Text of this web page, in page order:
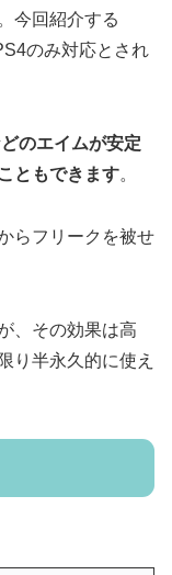
今回紹介する
のみ対応とされ
のエイムが安定
ともできます。
らフリークを被せ
、その効果は高
り半永久的に使え